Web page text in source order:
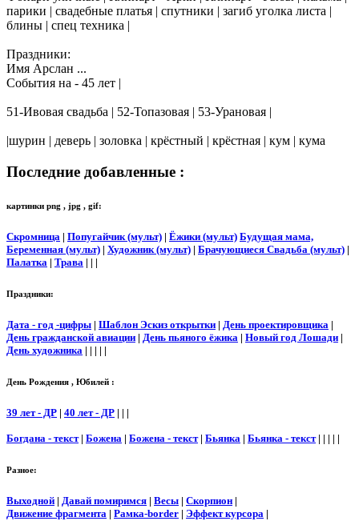
парики | свадебные платья | спутники | загиб уголка листа |
блины | спец техника |
Праздники:
Имя Арслан ...
События на - 45 лет |
51-Ивовая свадьба | 52-Топазовая | 53-Урановая |
|шурин | деверь | золовка | крёстный | крёстная | кум | кума
Последние добавленные :
картинки png , jpg , gif:
Скромница | Попугайчик (мульт) | Ёжики (мульт) Будущая мама,
Беременная (мульт) | Художник (мульт) | Брачующиеся Свадьба (мульт) |
Палатка | Трава | | |
Праздники:
Дата - год -цифры | Шаблон Эскиз открытки | День проектировщика |
День гражданской авиации | День пьяного ёжика | Новый год Лошади |
День художника | | | | |
День Рождения , Юбилей :
39 лет - ДР | 40 лет - ДР | | |
Богдана - текст| Божена | Божена - текст| Бьянка | Бьянка - текст| | | | |
Разное:
Выходной | Давай помиримся | Весы | Скорпион |
Движение фрагмента | Рамка-border | Эффект курсора |